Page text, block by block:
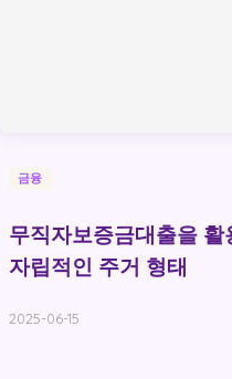
금융
무직자보증금대출을 활
자립적인 주거 형태
2025-06-15